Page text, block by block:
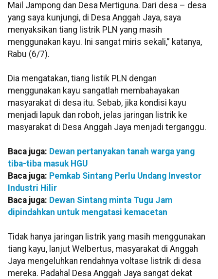
Mail Jampong dan Desa Mertiguna. Dari desa – desa
yang saya kunjungi, di Desa Anggah Jaya, saya
menyaksikan tiang listrik PLN yang masih
menggunakan kayu. Ini sangat miris sekali,” katanya,
Rabu (6/7).
Dia mengatakan, tiang listik PLN dengan
menggunakan kayu sangatlah membahayakan
masyarakat di desa itu. Sebab, jika kondisi kayu
menjadi lapuk dan roboh, jelas jaringan listrik ke
masyarakat di Desa Anggah Jaya menjadi terganggu.
Baca juga: Dewan pertanyakan tanah warga yang
tiba-tiba masuk HGU
Baca juga: Pemkab Sintang Perlu Undang Investor
Industri Hilir
Baca juga: Dewan Sintang minta Tugu Jam
dipindahkan untuk mengatasi kemacetan
Tidak hanya jaringan listrik yang masih menggunakan
tiang kayu, lanjut Welbertus, masyarakat di Anggah
Jaya mengeluhkan rendahnya voltase listrik di desa
mereka. Padahal Desa Anggah Jaya sangat dekat